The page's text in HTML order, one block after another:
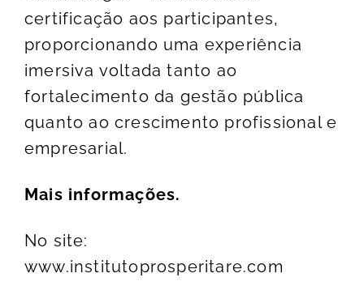
certificação aos participantes,
proporcionando uma experiência
imersiva voltada tanto ao
fortalecimento da gestão pública
quanto ao crescimento profissional e
empresarial.
Mais informações.
No site:
www.institutoprosperitare.com